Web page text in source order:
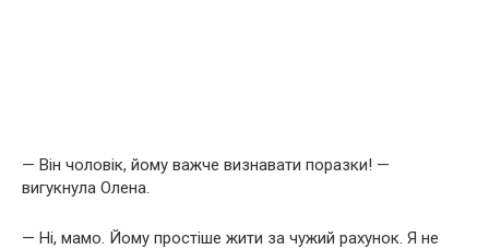
— Він чоловік, йому важче визнавати поразки! —
вигукнула Олена.
— Ні, мамо. Йому простіше жити за чужий рахунок. Я не